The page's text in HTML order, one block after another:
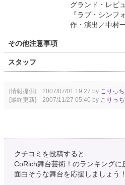
グランド・レビ
『ラブ・シンフ
作・演出／中村
その他注意事項
スタッフ
[情報提供] 2007/07/01 19:27 by こりっ
[最終更新] 2007/11/27 05:40 by こりっ
クチコミを投稿すると
CoRich舞台芸術！のランキングに
面白そうな舞台を応援しましょう！